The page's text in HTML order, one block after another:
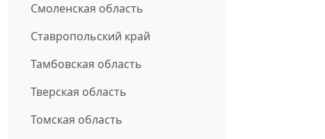
Смоленская область
Ставропольский край
Тамбовская область
Тверская область
Томская область